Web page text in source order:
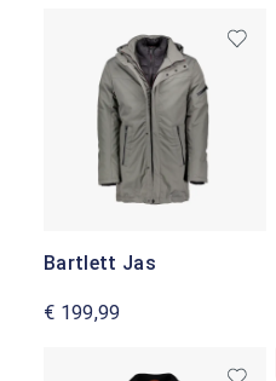
Bartlett Jas
€ 199,99